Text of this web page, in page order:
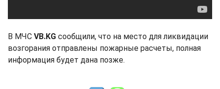
В МЧС VB.KG сообщили, что на место для ликвидации
возгорания отправлены пожарные расчеты, полная
информация будет дана позже.